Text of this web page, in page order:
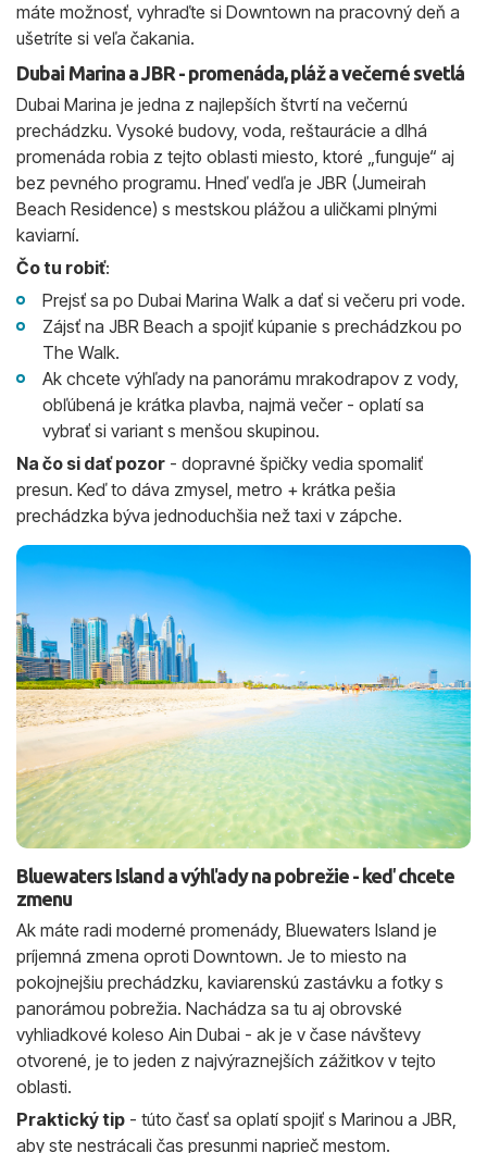
máte možnosť, vyhraďte si Downtown na pracovný deň a
ušetríte si veľa čakania.
Dubai Marina a JBR - promenáda, pláž a večerné svetlá
Dubai Marina je jedna z najlepších štvrtí na večernú
prechádzku. Vysoké budovy, voda, reštaurácie a dlhá
promenáda robia z tejto oblasti miesto, ktoré „funguje“ aj
bez pevného programu. Hneď vedľa je JBR (Jumeirah
Beach Residence) s mestskou plážou a uličkami plnými
kaviarní.
Čo tu robiť:
Prejsť sa po Dubai Marina Walk a dať si večeru pri vode.
Zájsť na JBR Beach a spojiť kúpanie s prechádzkou po
The Walk.
Ak chcete výhľady na panorámu mrakodrapov z vody,
obľúbená je krátka plavba, najmä večer - oplatí sa
vybrať si variant s menšou skupinou.
Na čo si dať pozor - dopravné špičky vedia spomaliť
presun. Keď to dáva zmysel, metro + krátka pešia
prechádzka býva jednoduchšia než taxi v zápche.
Bluewaters Island a výhľady na pobrežie - keď chcete
zmenu
Ak máte radi moderné promenády, Bluewaters Island je
príjemná zmena oproti Downtown. Je to miesto na
pokojnejšiu prechádzku, kaviarenskú zastávku a fotky s
panorámou pobrežia. Nachádza sa tu aj obrovské
vyhliadkové koleso Ain Dubai - ak je v čase návštevy
otvorené, je to jeden z najvýraznejších zážitkov v tejto
oblasti.
Praktický tip - túto časť sa oplatí spojiť s Marinou a JBR,
aby ste nestrácali čas presunmi naprieč mestom.